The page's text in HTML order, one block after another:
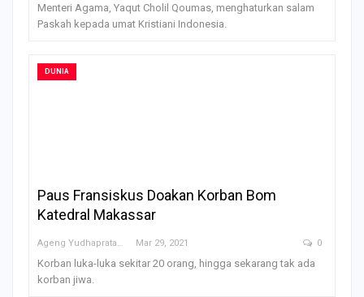
Menteri Agama, Yaqut Cholil Qoumas, menghaturkan salam
Paskah kepada umat Kristiani Indonesia.
DUNIA
Paus Fransiskus Doakan Korban Bom
Katedral Makassar
Ageng Yudhapratama Mar 29, 2021 0
Korban luka-luka sekitar 20 orang, hingga sekarang tak ada
korban jiwa.